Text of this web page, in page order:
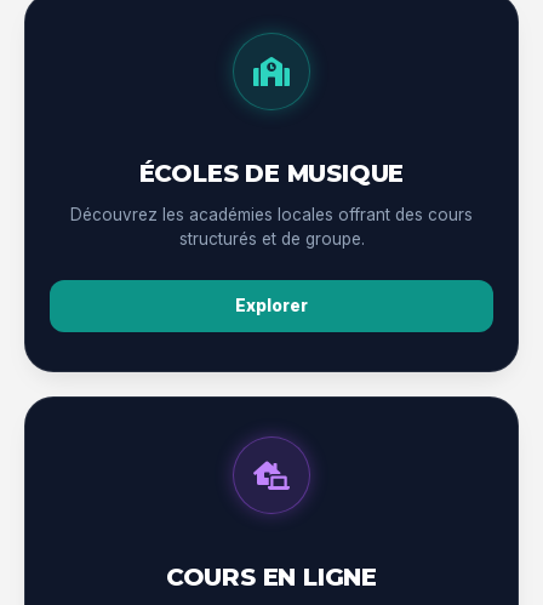
ÉCOLES DE MUSIQUE
Découvrez les académies locales offrant des cours
structurés et de groupe.
Explorer
COURS EN LIGNE